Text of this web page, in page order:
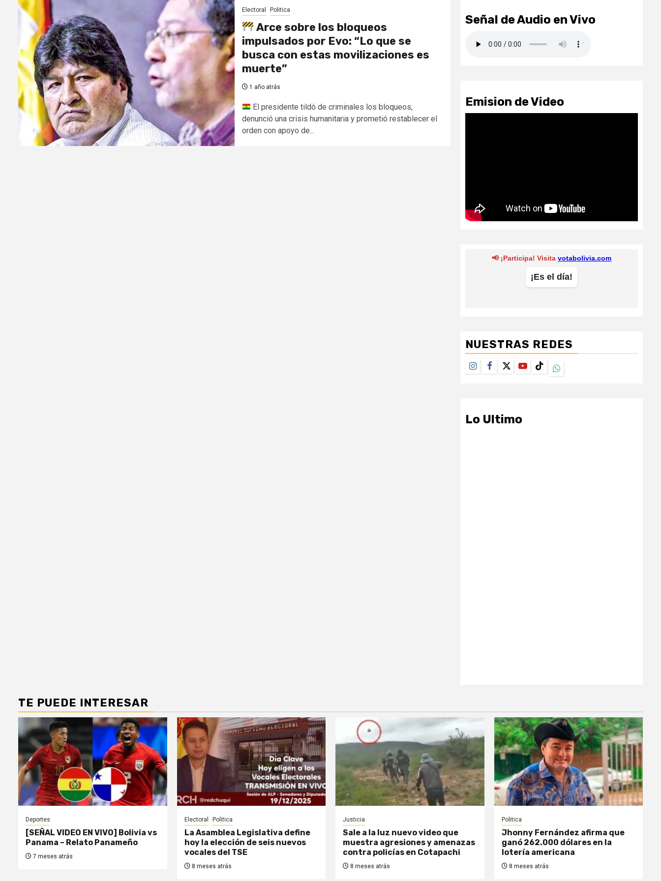
Electoral Politica
Arce sobre los bloqueos
impulsados por Evo: “Lo que se
busca con estas movilizaciones es
muerte”
1 año atrás
El presidente tildó de criminales los bloqueos,
denunció una crisis humanitaria y prometió restablecer el
orden con apoyo de...
Señal de Audio en Vivo
Emision de Video
NUESTRAS REDES
Instagram
Facebook
TwitterYoutubeTikTokWhatsapp
Lo Ultimo
TE PUEDE INTERESAR
Deportes
[SEÑAL VIDEO EN VIVO] Bolivia vs
Panama – Relato Panameño
7 meses atrás
Electoral Politica
La Asamblea Legislativa define
hoy la elección de seis nuevos
vocales del TSE
8 meses atrás
Justicia
Sale a la luz nuevo video que
muestra agresiones y amenazas
contra policías en Cotapachi
8 meses atrás
Politica
Jhonny Fernández afirma que
ganó 262.000 dólares en la
lotería americana
8 meses atrás